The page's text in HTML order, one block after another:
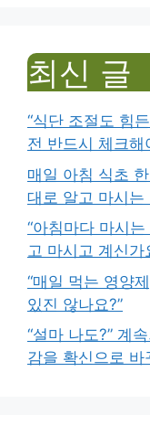
최신 글
“식단 조절도 힘
전 반드시 체크해
매일 아침 식초
대로 알고 마시는
“아침마다 마시
고 마시고 계신가
“매일 먹는 영양
있진 않나요?”
“설마 나도?” 계
감을 확신으로 바